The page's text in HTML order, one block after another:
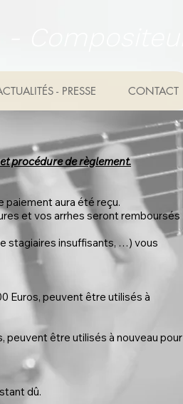
- PRESSE CONTACT
procédure de règlement.
paiement aura été reçu.
et vos arrhes seront remboursés
stagiaires insuffisants, …) vous
Euros, peuvent être utilisés à
peuvent être utilisés à nouveau pour
dû.